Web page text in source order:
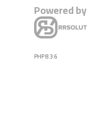
Powered by
PHP 8.3.6